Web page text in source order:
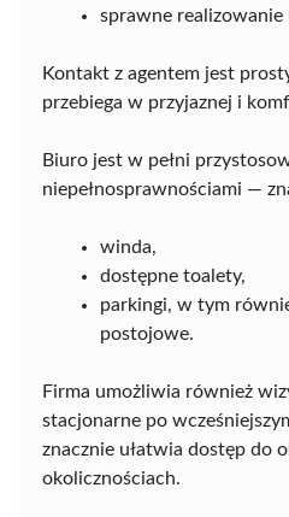
sprawne realizowanie
Kontakt z agentem jest
przebiega w przyjaznej i
Biuro jest w pełni
niepełnosprawnościami —
winda,
dostępne toalety,
parkingi, w tym
postojowe.
Firma umożliwia również
stacjonarne po
znacznie ułatwia dostęp do
okolicznościach.